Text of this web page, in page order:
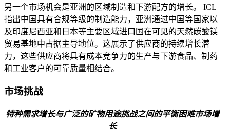
另一个市场机会是亚洲的区域制造和下游配方的增长。 ICL
指出中国具有合规等级的制造能力，亚洲通过中国等国家以
及印度尼西亚和日本等主要区域进口国在可见的天然碳酸镁
贸易基地中占据主导地位。这展示了供应商的持续增长潜
力，这些供应商将具有成本竞争力的生产与下游食品、制药
和工业客户的可靠质量相结合。
市场挑战
特种需求增长与广泛的矿物用途挑战之间的平衡困难市场增
长